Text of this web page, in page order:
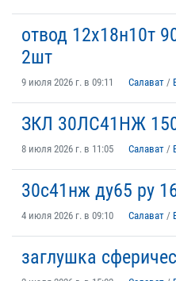
отвод 12х18н10т
2шт
9 июля 2026 г. в 09:11 Салават /
ЗКЛ 30ЛС41НЖ
8 июля 2026 г. в 11:05 Салават /
30с41нж ду65 ру
4 июля 2026 г. в 09:10 Салават /
заглушка